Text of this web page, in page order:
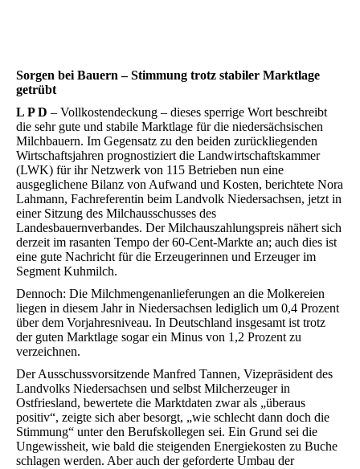
Sorgen bei Bauern – Stimmung trotz stabiler Marktlage
getrübt
L P D – Vollkostendeckung – dieses sperrige Wort beschreibt
die sehr gute und stabile Marktlage für die niedersächsischen
Milchbauern. Im Gegensatz zu den beiden zurückliegenden
Wirtschaftsjahren prognostiziert die Landwirtschaftskammer
(LWK) für ihr Netzwerk von 115 Betrieben nun eine
ausgeglichene Bilanz von Aufwand und Kosten, berichtete Nora
Lahmann, Fachreferentin beim Landvolk Niedersachsen, jetzt in
einer Sitzung des Milchausschusses des
Landesbauernverbandes. Der Milchauszahlungspreis nähert sich
derzeit im rasanten Tempo der 60-Cent-Markte an; auch dies ist
eine gute Nachricht für die Erzeugerinnen und Erzeuger im
Segment Kuhmilch.
Dennoch: Die Milchmengenanlieferungen an die Molkereien
liegen in diesem Jahr in Niedersachsen lediglich um 0,4 Prozent
über dem Vorjahresniveau. In Deutschland insgesamt ist trotz
der guten Marktlage sogar ein Minus von 1,2 Prozent zu
verzeichnen.
Der Ausschussvorsitzende Manfred Tannen, Vizepräsident des
Landvolks Niedersachsen und selbst Milcherzeuger in
Ostfriesland, bewertete die Marktdaten zwar als „überaus
positiv“, zeigte sich aber besorgt, „wie schlecht dann doch die
Stimmung“ unter den Berufskollegen sei. Ein Grund sei die
Ungewissheit, wie bald die steigenden Energiekosten zu Buche
schlagen werden. Aber auch der geforderte Umbau der